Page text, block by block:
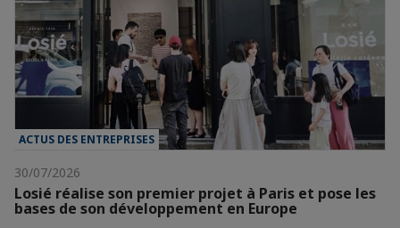
ACTUS DES ENTREPRISES
30/07/2026
Losié réalise son premier projet à Paris et pose les
bases de son développement en Europe